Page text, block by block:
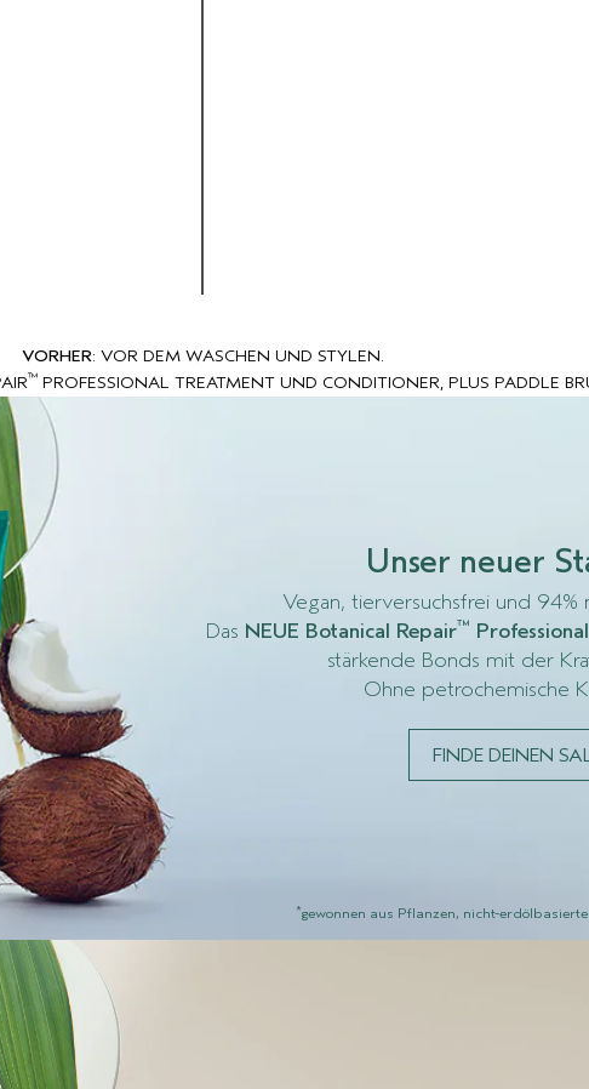
VORHER: VOR DEM WASCHEN UND STYLEN.
™ PROFESSIONAL TREATMENT UND CONDITIONER, PLUS PADDLE
Unser neuer
Vegan, tierversuchsfrei und 94%
Das NEUE Botanical Repair™
stärkende Bonds mit der
Ohne petrochemische
FINDE DEINEN
*gewonnen aus Pflanzen, nicht-